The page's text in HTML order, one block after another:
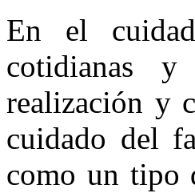
En el
cotidianas
realización y
cuidado del
como un tipo